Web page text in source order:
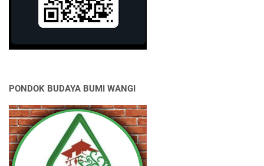
PONDOK BUDAYA BUMI WANGI